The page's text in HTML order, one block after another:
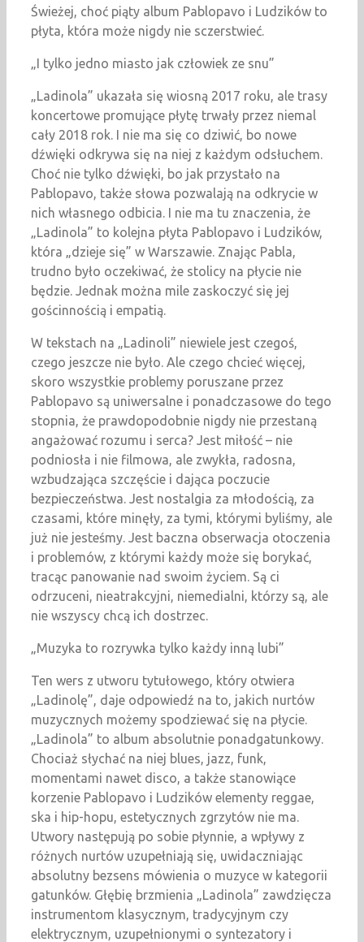
Świeżej, choć piąty album Pablopavo i Ludzików to
płyta, która może nigdy nie sczerstwieć.
„I tylko jedno miasto jak człowiek ze snu”
„Ladinola” ukazała się wiosną 2017 roku, ale trasy
koncertowe promujące płytę trwały przez niemal
cały 2018 rok. I nie ma się co dziwić, bo nowe
dźwięki odkrywa się na niej z każdym odsłuchem.
Choć nie tylko dźwięki, bo jak przystało na
Pablopavo, także słowa pozwalają na odkrycie w
nich własnego odbicia. I nie ma tu znaczenia, że
„Ladinola” to kolejna płyta Pablopavo i Ludzików,
która „dzieje się” w Warszawie. Znając Pabla,
trudno było oczekiwać, że stolicy na płycie nie
będzie. Jednak można mile zaskoczyć się jej
gościnnością i empatią.
W tekstach na „Ladinoli” niewiele jest czegoś,
czego jeszcze nie było. Ale czego chcieć więcej,
skoro wszystkie problemy poruszane przez
Pablopavo są uniwersalne i ponadczasowe do tego
stopnia, że prawdopodobnie nigdy nie przestaną
angażować rozumu i serca? Jest miłość – nie
podniosła i nie filmowa, ale zwykła, radosna,
wzbudzająca szczęście i dająca poczucie
bezpieczeństwa. Jest nostalgia za młodością, za
czasami, które minęły, za tymi, którymi byliśmy, ale
już nie jesteśmy. Jest baczna obserwacja otoczenia
i problemów, z którymi każdy może się borykać,
tracąc panowanie nad swoim życiem. Są ci
odrzuceni, nieatrakcyjni, niemedialni, którzy są, ale
nie wszyscy chcą ich dostrzec.
„Muzyka to rozrywka tylko każdy inną lubi”
Ten wers z utworu tytułowego, który otwiera
„Ladinolę”, daje odpowiedź na to, jakich nurtów
muzycznych możemy spodziewać się na płycie.
„Ladinola” to album absolutnie ponadgatunkowy.
Chociaż słychać na niej blues, jazz, funk,
momentami nawet disco, a także stanowiące
korzenie Pablopavo i Ludzików elementy reggae,
ska i hip-hopu, estetycznych zgrzytów nie ma.
Utwory następują po sobie płynnie, a wpływy z
różnych nurtów uzupełniają się, uwidaczniając
absolutny bezsens mówienia o muzyce w kategorii
gatunków. Głębię brzmienia „Ladinola” zawdzięcza
instrumentom klasycznym, tradycyjnym czy
elektrycznym, uzupełnionymi o syntezatory i